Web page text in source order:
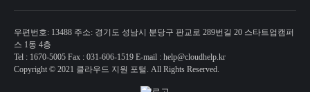
우편번호: 13488 주소: 경기도 성남시 분당구 판교로 289번길 20 스타트업캠퍼
스 1동 4층
Tel : 1670-5005 Fax : 031-606-1519 E-mail : help@cloudhelp.kr
Copyright © 2021 클라우드 지원 포털. All Rights Reserved.